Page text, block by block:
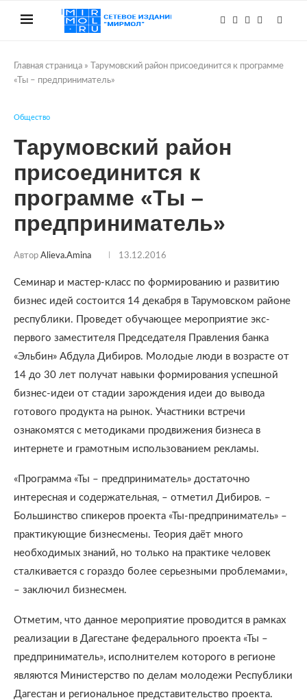
Главная страница »
Тарумовский район присоединится к программе
«Ты – предприниматель»
Общество
Тарумовский район
присоединится к
программе «Ты –
предприниматель»
Автор Alieva.amina 13.12.2016
Семинар и мастер-класс по формированию и развитию
бизнес идей состоится 14 декабря в Тарумовском районе
республики. Проведет обучающее мероприятие экс-
первого заместителя Председателя Правления банка
«Эльбин» Абдула Дибиров. Молодые люди в возрасте от
14 до 30 лет получат навыки формирования успешной
бизнес-идеи от стадии зарождения идеи до вывода
готового продукта на рынок. Участники встречи
ознакомятся с методиками продвижения бизнеса в
интернете и грамотным использованием рекламы.
«Программа «Ты – предприниматель» достаточно
интересная и содержательная, – отметил Дибиров. –
Большинство спикеров проекта «Ты-предприниматель» –
практикующие бизнесмены. Теория даёт много
необходимых знаний, но только на практике человек
сталкивается с гораздо более серьезными проблемами»,
– заключил бизнесмен.
Отметим, что данное мероприятие проводится в рамках
реализации в Дагестане федерального проекта «Ты –
предприниматель», исполнителем которого в регионе
являются Министерство по делам молодежи Республики
Дагестан и региональное представительство проекта.